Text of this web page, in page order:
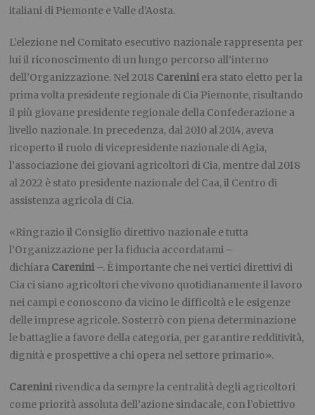
italiani di Piemonte e Valle d’Aosta.
L’elezione nel Comitato esecutivo nazionale rappresenta per
lui il riconoscimento di un lungo percorso all’interno
dell’Organizzazione. Nel 2018 Carenini era stato eletto per la
prima volta presidente regionale di Cia Piemonte, risultando
il più giovane presidente regionale della Confederazione a
livello nazionale. In precedenza, dal 2010 al 2014, aveva
ricoperto il ruolo di vicepresidente nazionale di Agia,
l’associazione dei giovani agricoltori di Cia, mentre dal 2018
al 2022 è stato presidente nazionale del Caa, il Centro di
assistenza agricola di Cia.
«Ringrazio il Consiglio direttivo nazionale e tutta
l’Organizzazione per la fiducia accordatami –
dichiara Carenini –. È importante che nei vertici direttivi di
Cia ci siano agricoltori che vivono quotidianamente il lavoro
nei campi e conoscono da vicino le difficoltà e le esigenze
delle imprese agricole. Sosterrò con piena determinazione
le battaglie a favore della categoria, per garantire redditività,
dignità e prospettive a chi opera nel settore primario».
Carenini rivendica da sempre la centralità degli agricoltori
come priorità assoluta dell’azione sindacale, con l’obiettivo